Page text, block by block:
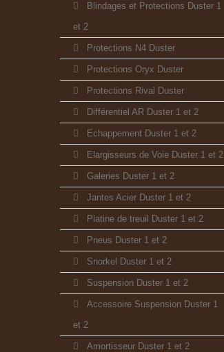
Blindages et Protections Duster 1
et 2
Protections N4 Duster
Protections Oryx Duster
Protections Rival Duster
Différentiel AR Duster 1 et 2
Echappement Duster 1 et 2
Elargisseurs de Voie Duster 1 et 2
Galeries Duster 1 et 2
Jantes Acier Duster 1 et 2
Platine de treuil Duster 1 et 2
Pneus Duster 1 et 2
Snorkel Duster 1 et 2
Suspension Duster 1 et 2
Accessoire Suspension Duster 1
et 2
Amortisseur Duster 1 et 2